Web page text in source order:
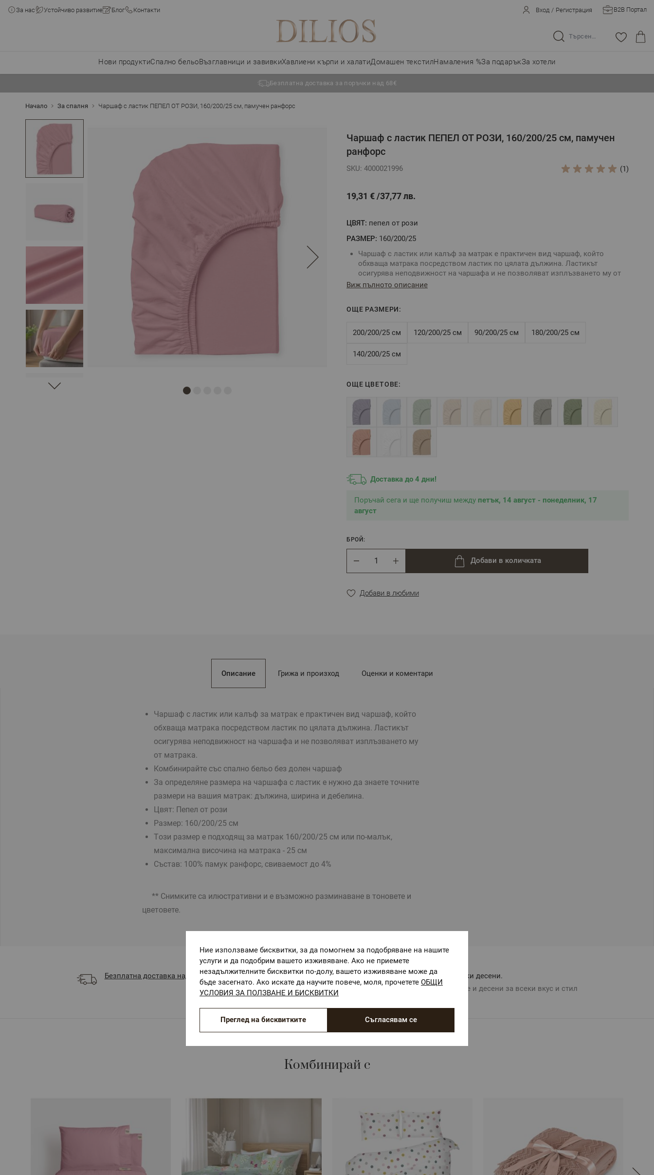
За нас Устойчиво развитие Блог Контакти Вход / Регистрация B2B Портал
Търсене в целия магазин...
Нови продуктиСпално бельоВъзглавници и завивкиХавлиени кърпи и халатиДомашен текстилНамаления %За подаръкЗа хотели
Безплатна доставка за поръчки над 68€
Начало За спалня Чаршаф с ластик ПЕПЕЛ ОТ РОЗИ, 160/200/25 см, памучен ранфорс
Чаршаф с ластик ПЕПЕЛ ОТ РОЗИ, 160/200/25 см, памучен
ранфорс
SKU: 4000021996 (1)
19,31 € 37,77 лв.
ЦВЯТ: пепел от рози
РАЗМЕР: 160/200/25
Чаршаф с ластик или калъф за матрак е практичен вид чаршаф, който
обхваща матрака посредством ластик по цялата дължина. Ластикът
осигурява неподвижност на чаршафа и не позволяват изплъзването му от
матрака.
размери на вашия матрак: дължина, ширина и дебелина.
Размер: 160/200/25 см
височина на матрака - 25 см
** Снимките са илюстративни и е възможно разминаване в тоновете и
Виж пълното описание
ОЩЕ РАЗМЕРИ:
200/200/25 см 120/200/25 см 90/200/25 см 180/200/25 см
140/200/25 см
ОЩЕ ЦВЕТОВЕ:
Доставка до 4 дни!
Поръчай сега и ще получиш между петък, 14 август - понеделник, 17
август
БРОЙ:
Добави в количката
Добави в любими
Описание
Чаршаф с ластик или калъф за матрак е практичен вид чаршаф, който
обхваща матрака посредством ластик по цялата дължина. Ластикът
осигурява неподвижност на чаршафа и не позволяват изплъзването му
от матрака.
Комбинирайте със спално бельо без долен чаршаф
За определяне размера на чаршафа с ластик е нужно да знаете точните
размери на вашия матрак: дължина, ширина и дебелина.
Цвят: Пепел от рози
Размер: 160/200/25 см
Tози размер е подходящ за матрак 160/200/25 см или по-малък,
максимална височина на матрака - 25 см
Състав: 100% памук ранфорс, свиваемост до 4%
** Снимките са илюстративни и е възможно разминаване в тоновете и
цветовете.
Грижа и произход Оценки и коментари
Безплатна доставка над 68 €
ОЕКО-ТЕКС СТАНДАРТ 100
Текстилни материали, безопасни за Вашето здраве
Авторски десени.
Цветове и десени за всеки вкус и стил
Комбинирай с
Ние използваме бисквитки, за да помогнем за подобряване на нашите
услуги и да подобрим вашето изживяване. Ако не приемете
незадължителните бисквитки по-долу, вашето изживяване може да
бъде засегнато. Ако искате да научите повече, моля, прочетете ОБЩИ
УСЛОВИЯ ЗА ПОЛЗВАНЕ И БИСКВИТКИ
Съгласявам се
Преглед на бисквитките